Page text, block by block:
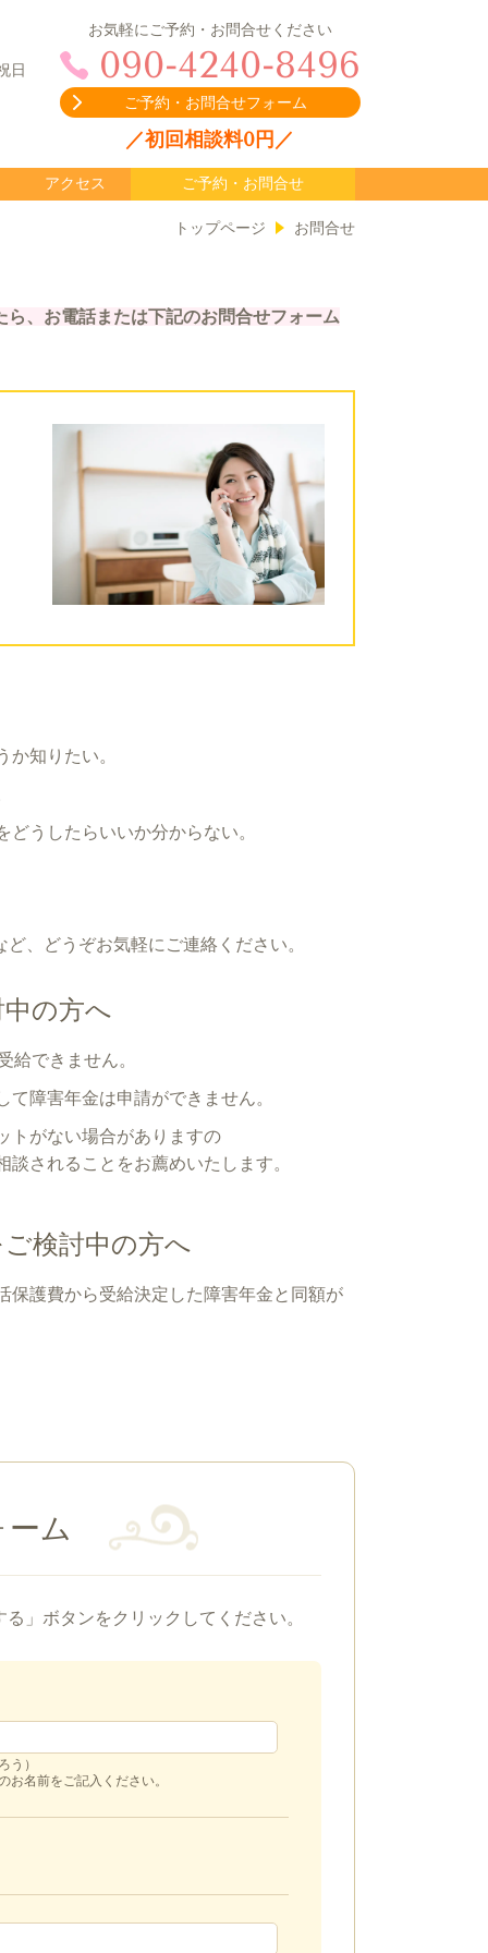
日
お気軽にご予約・お問合せください
090-4240-8496
ご予約・お問合せフォーム
／初回相談料0円／
アクセス ご予約・お問合せ
トップページ お問合せ
、お電話または下記のお問合せフォーム
知りたい。
うしたらいいか分からない。
、どうぞお気軽にご連絡ください。
の方へ
給できません。
障害年金は申請ができません。
トがない場合がありますの
ことをお薦めいたします。
検討中の方へ
保護費から受給決定した障害年金と同額が
ム
」ボタンをクリックしてください。
う）
お名前をご記入ください。